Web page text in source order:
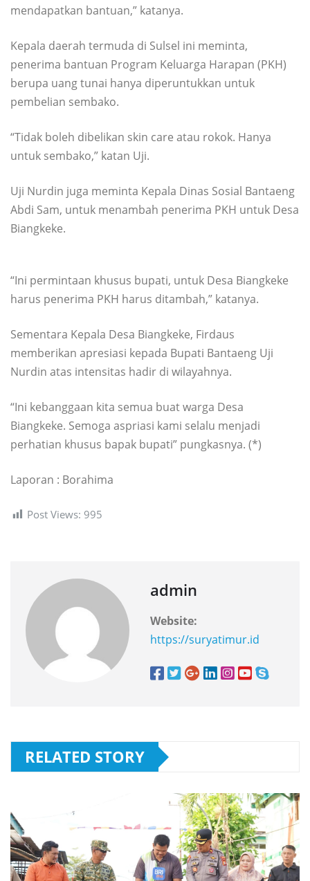
mendapatkan bantuan,” katanya.
Kepala daerah termuda di Sulsel ini meminta,
penerima bantuan Program Keluarga Harapan (PKH)
berupa uang tunai hanya diperuntukkan untuk
pembelian sembako.
“Tidak boleh dibelikan skin care atau rokok. Hanya
untuk sembako,” katan Uji.
Uji Nurdin juga meminta Kepala Dinas Sosial Bantaeng
Abdi Sam, untuk menambah penerima PKH untuk Desa
Biangkeke.
“Ini permintaan khusus bupati, untuk Desa Biangkeke
harus penerima PKH harus ditambah,” katanya.
Sementara Kepala Desa Biangkeke, Firdaus
memberikan apresiasi kepada Bupati Bantaeng Uji
Nurdin atas intensitas hadir di wilayahnya.
“Ini kebanggaan kita semua buat warga Desa
Biangkeke. Semoga aspriasi kami selalu menjadi
perhatian khusus bapak bupati” pungkasnya. (*)
Laporan : Borahima
Post Views: 995
admin
Website:
https://suryatimur.id
RELATED STORY